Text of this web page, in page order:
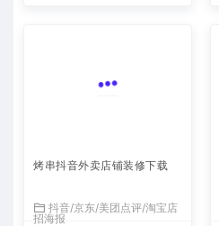
烤串抖音外卖店铺装修下载
抖音/京东/美团点评/淘宝店
招海报